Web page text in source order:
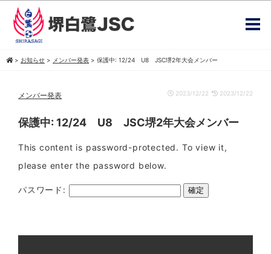
> お知らせ > メンバー発表 > 保護中: 12/24 U8 JSC堺2年大会メンバー
メンバー発表 2023/12/22 2023/12/22
保護中: 12/24 U8 JSC堺2年大会メンバー
This content is password-protected. To view it,
please enter the password below.
パスワード: